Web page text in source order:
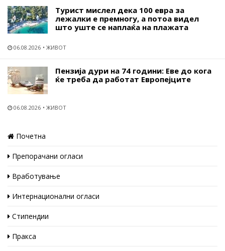
Турист мислел дека 100 евра за
лежалки е премногу, а потоа видел
што уште се наплаќа на плажата
06.08.2026 ЖИВОТ
Пензија дури на 74 години: Еве до кога
ќе треба да работат Европејците
06.08.2026 ЖИВОТ
Почетна
Препорачани огласи
Вработување
Интернационални огласи
Стипендии
Пракса